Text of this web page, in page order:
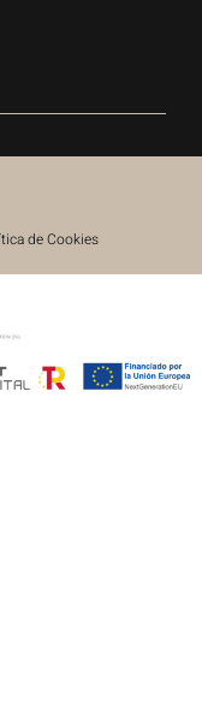
de Cookies